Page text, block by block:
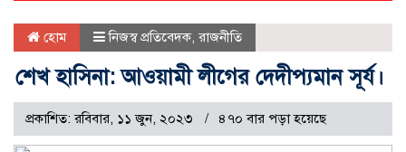
হোম নিজস্ব প্রতিবেদক, রাজনীতি
শেখ হাসিনা: আওয়ামী লীগের দেদীপ্যমান সূর্য।
প্রকাশিত: রবিবার, ১১ জুন, ২০২৩ ৪৭০ বার পড়া হয়েছে